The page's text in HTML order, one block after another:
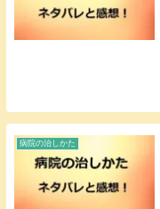
病院の治しかた